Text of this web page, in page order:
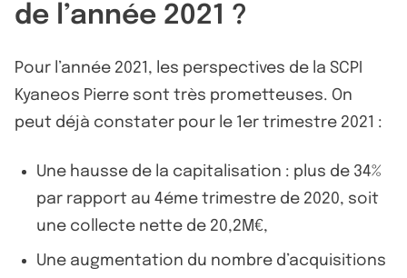
de l’année 2021 ?
Pour l’année 2021, les perspectives de la SCPI
Kyaneos Pierre sont très prometteuses. On
peut déjà constater pour le 1er trimestre 2021 :
Une hausse de la capitalisation : plus de 34%
par rapport au 4éme trimestre de 2020, soit
une collecte nette de 20,2M€,
Une augmentation du nombre d’acquisitions